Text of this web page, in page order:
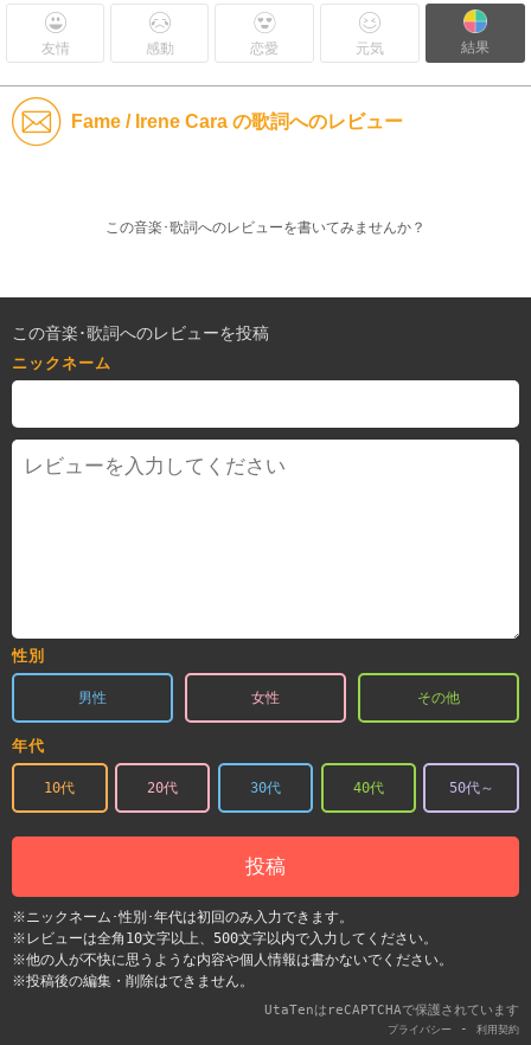
友情 感動 恋愛 元気 結果
Fame / Irene Cara の歌詞へのレビュー
この音楽･歌詞へのレビューを書いてみませんか？
この音楽･歌詞へのレビューを投稿
ニックネーム
性別
男性 女性 その他
年代
10代 20代 30代 40代 50代～
投稿
※ニックネーム･性別･年代は初回のみ入力できます。
※レビューは全角10文字以上、500文字以内で入力してください。
※他の人が不快に思うような内容や個人情報は書かないでください。
※投稿後の編集・削除はできません。
UtaTenはreCAPTCHAで保護されています
プライバシー - 利用契約